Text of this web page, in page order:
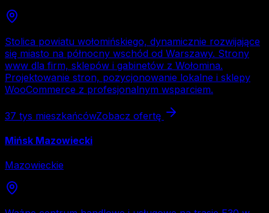
Stolica powiatu wołomińskiego, dynamicznie rozwijające
się miasto na północny wschód od Warszawy. Strony
www dla firm, sklepów i gabinetów z Wołomina.
Projektowanie stron, pozycjonowanie lokalne i sklepy
WooCommerce z profesjonalnym wsparciem.
37 tys mieszkańcówZobacz ofertę
Mińsk Mazowiecki
Mazowieckie